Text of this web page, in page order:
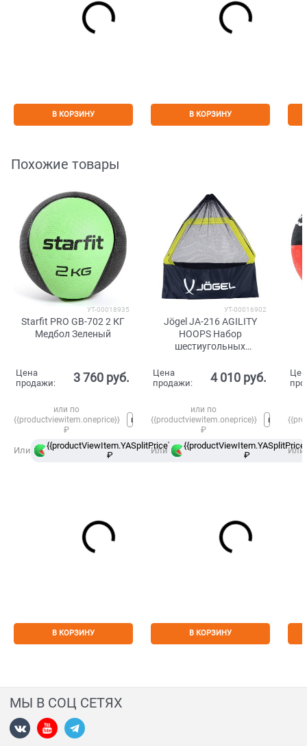
В КОРЗИНУ В КОРЗИНУ
Похожие товары
УТ-00018935
Starfit PRO GB-702 2 КГ
Медбол Зеленый
Цена
продажи:
3 760 руб.
или по
{{productviewitem.oneprice}}
₽
Или
{{productViewItem.YASplitPrice}}
₽
в
Сплит
В КОРЗИНУ
УТ-00016902
Jögel JA-216 AGILITY
HOOPS Набор
шестиугольных
Цена
продажи:
4 010 руб.
или по
{{productviewitem.oneprice}}
₽
Или
₽
В КОРЗИНУ
Или
МЫ В СОЦ СЕТЯХ